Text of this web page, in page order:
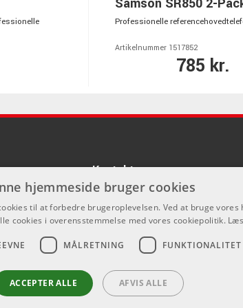
Professionelle
Artikelnummer 1517852
785 kr.
Kontakt
Som privatperson kan du ikke købe på
hjemmeside, alt salg foregår gennem
info@emnordic.dk
hjemmeside bruger cookies
til at forbedre brugeroplevelsen. Ved at bruge vores
cookies i overensstemmelse med vores cookiepolitik.
MÅLRETNING FUNKTIONALITET
ACCEPTER ALLE AFVIS ALLE